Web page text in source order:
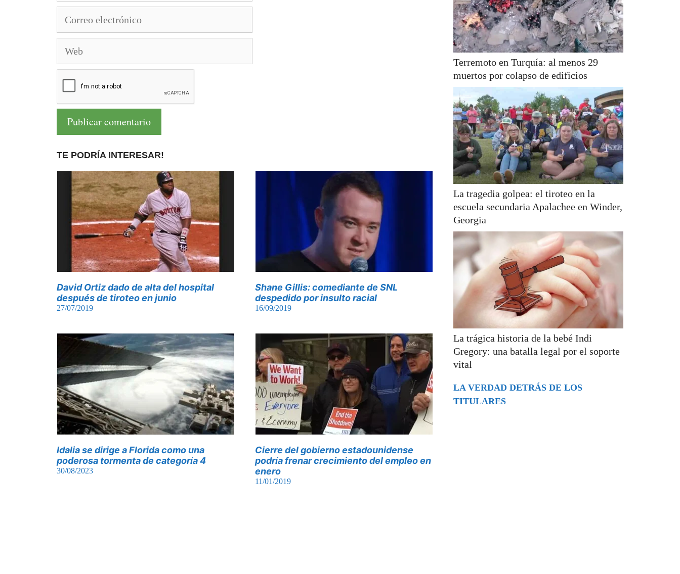
electrónico
TE PODRÍA INTERESAR!
David Ortiz dado de alta del hospital
después de tiroteo en junio
27/07/2019
Shane Gillis: comediante de SNL
despedido por insulto racial
16/09/2019
Idalia se dirige a Florida como una
poderosa tormenta de categoría 4
30/08/2023
Cierre del gobierno estadounidense
podría frenar crecimiento del empleo en
enero
11/01/2019
Terremoto en Turquía: al menos 29
muertos por colapso de edificios
La tragedia golpea: el tiroteo en la
escuela secundaria Apalachee en Winder,
Georgia
La trágica historia de la bebé Indi
Gregory: una batalla legal por el soporte
vital
LA VERDAD DETRÁS DE LOS
TITULARES